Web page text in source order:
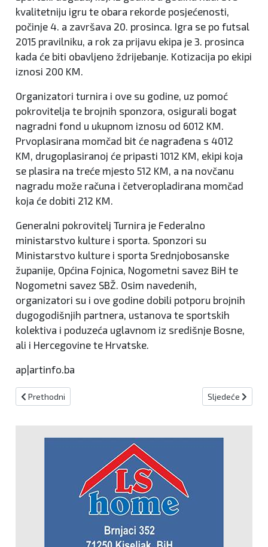
kvalitetniju igru te obara rekorde posjećenosti,
počinje 4. a završava 20. prosinca. Igra se po futsal
2015 pravilniku, a rok za prijavu ekipa je 3. prosinca
kada će biti obavljeno ždrijebanje. Kotizacija po ekipi
iznosi 200 KM.
Organizatori turnira i ove su godine, uz pomoć
pokrovitelja te brojnih sponzora, osigurali bogat
nagradni fond u ukupnom iznosu od 6012 KM.
Prvoplasirana momčad bit će nagrađena s 4012
KM, drugoplasiranoj će pripasti 1012 KM, ekipi koja
se plasira na treće mjesto 512 KM, a na novčanu
nagradu može računa i četveropladirana momčad
koja će dobiti 212 KM.
Generalni pokrovitelj Turnira je Federalno
ministarstvo kulture i sporta. Sponzori su
Ministarstvo kulture i sporta Srednjobosanske
županije, Općina Fojnica, Nogometni savez BiH te
Nogometni savez SBŽ. Osim navedenih,
organizatori su i ove godine dobili potporu brojnih
dugogodišnjih partnera, ustanova te sportskih
kolektiva i poduzeća uglavnom iz središnje Bosne,
ali i Hercegovine te Hrvatske.
ap|artinfo.ba
Prethodni članak: DVOSTRUKA POBJEDA U TRAVNIKU
Prethodni Sljedeći članak:
Sljedeće